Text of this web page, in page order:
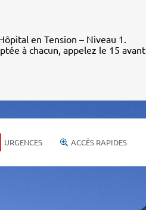
en Tension – Niveau 1.
à chacun, appelez le 15 avant
URGENCES ACCÈS RAPIDES